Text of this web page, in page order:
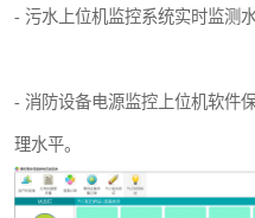
- 污水上位机监控系统实时监测
- 消防设备电源监控上位机软件
理水平。